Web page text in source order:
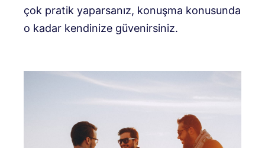
çok pratik yaparsanız, konuşma konusunda
o kadar kendinize güvenirsiniz.